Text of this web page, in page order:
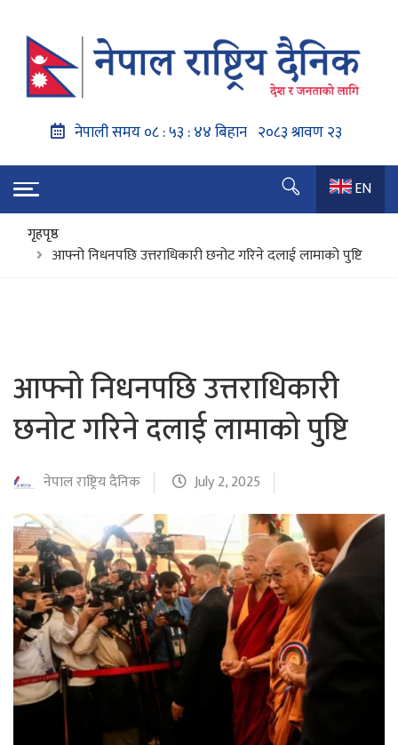
EN
गृहपृष्ठ
आफ्नो निधनपछि उत्तराधिकारी छनोट गरिने दलाई लामाको पुष्टि
आफ्नो निधनपछि उत्तराधिकारी
छनोट गरिने दलाई लामाको पुष्टि
नेपाल राष्ट्रिय दैनिक July 2, 2025